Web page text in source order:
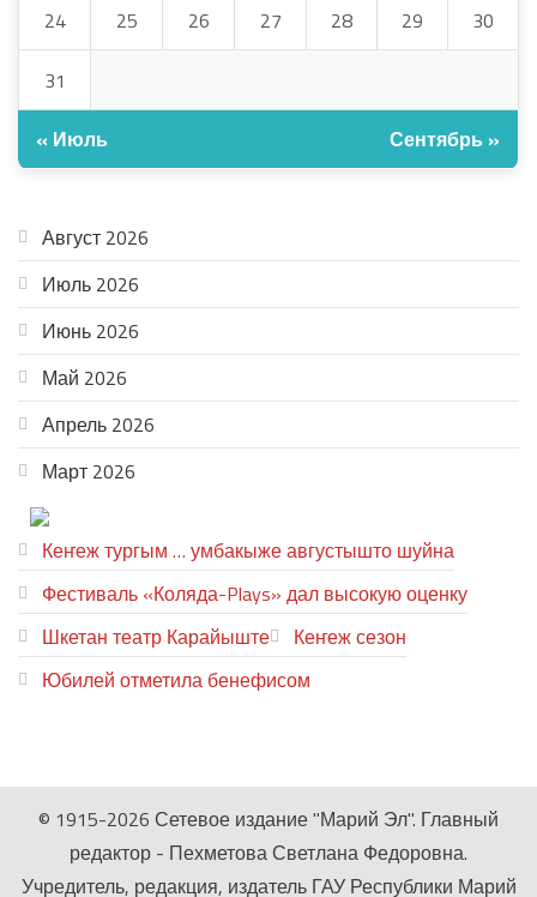
24 25 26 27 28 29 30
31
« Июль Сентябрь »
Август 2026
Июль 2026
Июнь 2026
Май 2026
Апрель 2026
Март 2026
Кеҥеж тургым … умбакыже августышто шуйна
Фестиваль «Коляда-Plays» дал высокую оценку
Шкетан театр Карайыште
Кеҥеж сезон
Юбилей отметила бенефисом
© 1915-2026 Сетевое издание "Марий Эл". Главный
редактор - Пехметова Светлана Федоровна.
Учредитель, редакция, издатель ГАУ Республики Марий